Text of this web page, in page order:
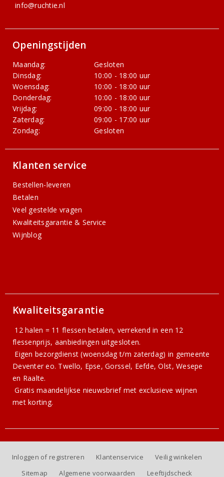
info@ruchtie.nl
Openingstijden
Maandag:
Gesloten
Dinsdag:
10:00 - 18:00 uur
Woensdag:
10:00 - 18:00 uur
Donderdag:
10:00 - 18:00 uur
Vrijdag:
09:00 - 18:00 uur
Zaterdag:
09:00 - 17:00 uur
Zondag:
Gesloten
Klanten service
Bestellen-leveren
Betalen
Veel gestelde vragen
Kwaliteitsgarantie & Service
Wijnblog
Kwaliteitsgarantie
12 halen = 11 flessen betalen, verrekend in een 12
flessenprijs, aanbiedingen uitgesloten.
Eigen bezorgdienst (woensdag t/m zaterdag) in gemeente
Deventer eo. Twello, Epse, Gorssel, Eefde, Olst, Wesepe
en Raalte.
Gratismaandelijkse nieuwsbriefmet exclusieve wijnen
met korting.
Inloggen of registreren Klantenservice
Veilig winkelen
Sitemap
Algemene voorwaarden Leeftijdscheck